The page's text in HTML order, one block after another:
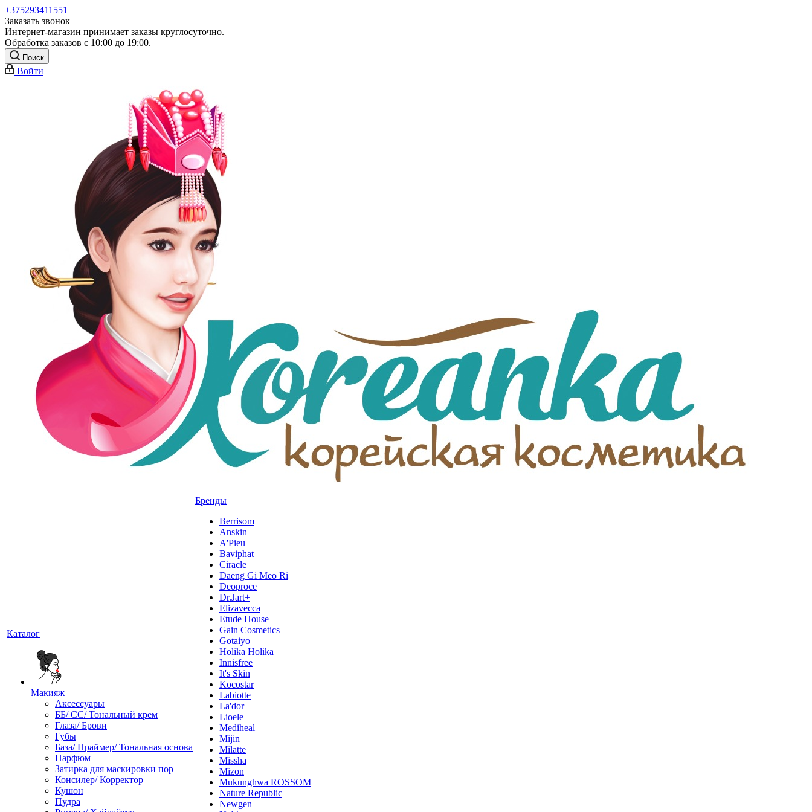
+375293411551
Заказать звонок
Интернет-магазин принимает заказы круглосуточно.
Обработка заказов с 10:00 до 19:00.
Поиск
Войти
Каталог
Макияж
Аксессуары
ББ/ СС/ Тональный крем
Глаза/ Брови
Губы
База/ Праймер/ Тональная основа
Парфюм
Затирка для маскировки пор
Консилер/ Корректор
Кушон
Пудра
Бренды
Berrisom
Anskin
A'Pieu
Baviphat
Ciracle
Daeng Gi Meo Ri
Deoproce
Dr.Jart+
Elizavecca
Etude House
Gain Cosmetics
Gotaiyo
Holika Holika
Innisfree
It's Skin
Kocostar
Labiotte
La'dor
Lioele
Mediheal
Mijin
Milatte
Missha
Mizon
Mukunghwa ROSSOM
Nature Republic
Newgen